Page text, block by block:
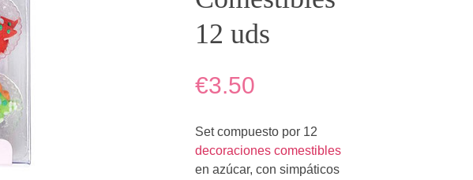
12 uds
€3.50
Set compuesto por 12
decoraciones comestibles
en azúcar, con simpáticos